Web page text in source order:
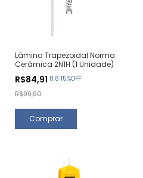
Lâmina Trapezoidal Norma
Cerâmica 2N1H (1 Unidade)
R$84,91 8.8 15%OFF
R$99,90